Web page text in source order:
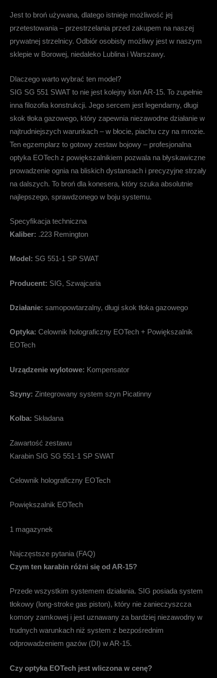
Jest to broń używana, dlatego istnieje możliwość jej
przetestowania – przestrzelania przed zakupem na naszej
prywatnej strzelnicy. Odbiór osobisty możliwy jest w naszym
sklepie w Borowej, niedaleko Lublina i Warszawy.
Dlaczego warto wybrać ten model?
SIG SG 551 SWAT to nie jest kolejny klon AR-15. To zupełnie
inna filozofia konstrukcji. Jego sercem jest legendarny, długi
skok tłoka gazowego, który zapewnia niezawodne działanie w
najtrudniejszych warunkach – w błocie, piachu czy na mrozie.
Ten egzemplarz to gotowy zestaw bojowy – profesjonalna
optyka EOTech z powiększalnikiem pozwala na błyskawiczne
prowadzenie ognia na bliskich dystansach i precyzyjne strzały
na dalszych. To broń dla konesera, który szuka absolutnie
najlepszego, sprawdzonego w boju systemu.
Specyfikacja techniczna
Kaliber: .223 Remington
Model: SG 551-1 SP SWAT
Producent: SIG, Szwajcaria
Działanie: samopowtarzalny, długi skok tłoka gazowego
Optyka: Celownik holograficzny EOTech + Powiększalnik
EOTech
Urządzenie wylotowe: Kompensator
Szyny: Zintegrowany system szyn Picatinny
Kolba: Składana
Zawartość zestawu
Karabin SIG SG 551-1 SP SWAT
Celownik holograficzny EOTech
Powiększalnik EOTech
1 magazynek
Najczęstsze pytania (FAQ)
Czym ten karabin różni się od AR-15?
Przede wszystkim systemem działania. SIG posiada system
tłokowy (long-stroke gas piston), który nie zanieczyszcza
komory zamkowej i jest uznawany za bardziej niezawodny w
trudnych warunkach niż system z bezpośrednim
odprowadzeniem gazów (DI) w AR-15.
Czy optyka EOTech jest wliczona w cenę?